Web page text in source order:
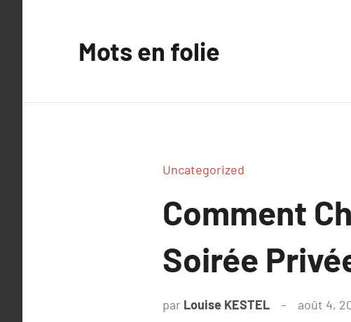
Mots en folie
Uncategorized
Comment
Soirée
par Louise KESTEL août 4,